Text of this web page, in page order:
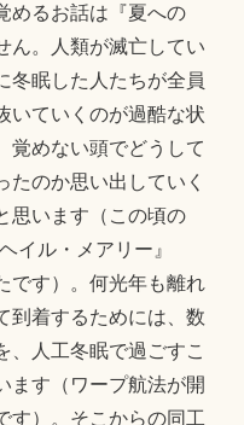
めるお話は『夏への
ん。人類が滅亡してい
冬眠した人たちが全員
いていくのが過酷な状
覚めない頭でどうして
たのか思い出していく
思います（この頃の
イル・メアリー』
です）。何光年も離れ
到着するためには、数
、人工冬眠で過ごすこ
ます（ワープ航法が開
す）。そこからの同工